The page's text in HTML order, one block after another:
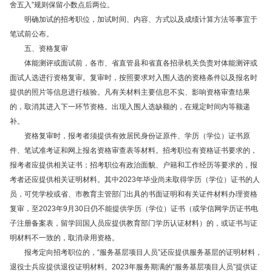
舍五入”规则保留小数点后两位。
明确加试的招考职位，加试时间、内容、方式以及成绩计算方法等事宜于
笔试前公布。
五、资格复审
体能测评或面试前，各市、省直管县和省直各招录机关负责对体能测评或
面试人选进行资格复审。复审时，按照要求对入围人选的资格条件以及报名时
提供的照片等信息进行核验。凡有关材料主要信息不实、影响资格审查结果
的，取消其进入下一环节资格。出现入围人选缺额的，在规定时间内等额递
补。
资格复审时，报考者须提供有效居民身份证原件、学历（学位）证书原
件、笔试准考证和网上报名资格审查表等材料。招考职位有资格证书要求的，
报考者应提供相关证书；招考职位有政治面貌、户籍和工作经历等要求的，报
考者还应提供相关证明材料。其中2023年毕业尚未取得学历（学位）证书的人
员，可凭学校或省、市教育主管部门出具的书面证明和有关证件材料办理资格
复审，至2023年9月30日仍不能提供学历（学位）证书（或学信网学历证书电
子注册备案表，留学回国人员应提供教育部门学历认证材料）的，或证书与证
明材料不一致的，取消录用资格。
报考定向招考职位的，“服务基层项目人员”还应提供服务基层的证明材料，
退役士兵应提供退役证明材料。2023年服务期满的“服务基层项目人员”提供证